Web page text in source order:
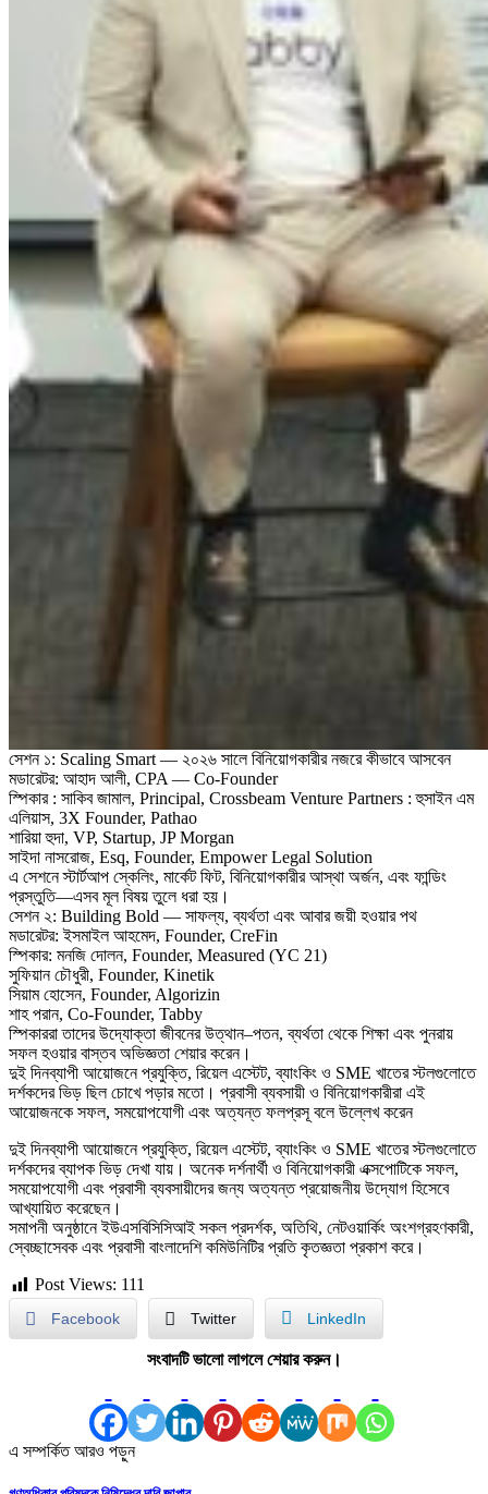
সেশন ১: Scaling Smart — ২০২৬ সালে বিনিয়োগকারীর নজরে কীভাবে আসবেন
মডারেটর: আহাদ আলী, CPA — Co-Founder
স্পিকার : সাকিব জামাল, Principal, Crossbeam Venture Partners : হুসাইন এম
এলিয়াস, 3X Founder, Pathao
শারিয়া হুদা, VP, Startup, JP Morgan
সাইদা নাসরোজ, Esq, Founder, Empower Legal Solution
এ সেশনে স্টার্টআপ স্কেলিং, মার্কেট ফিট, বিনিয়োগকারীর আস্থা অর্জন, এবং ফান্ডিং
প্রস্তুতি—এসব মূল বিষয় তুলে ধরা হয়।
সেশন ২: Building Bold — সাফল্য, ব্যর্থতা এবং আবার জয়ী হওয়ার পথ
মডারেটর: ইসমাইল আহমেদ, Founder, CreFin
স্পিকার: মনজি দোলন, Founder, Measured (YC 21)
সুফিয়ান চৌধুরী, Founder, Kinetik
সিয়াম হোসেন, Founder, Algorizin
শাহ পরান, Co-Founder, Tabby
স্পিকাররা তাদের উদ্যোক্তা জীবনের উত্থান–পতন, ব্যর্থতা থেকে শিক্ষা এবং পুনরায়
সফল হওয়ার বাস্তব অভিজ্ঞতা শেয়ার করেন।
দুই দিনব্যাপী আয়োজনে প্রযুক্তি, রিয়েল এস্টেট, ব্যাংকিং ও SME খাতের স্টলগুলোতে
দর্শকদের ভিড় ছিল চোখে পড়ার মতো। প্রবাসী ব্যবসায়ী ও বিনিয়োগকারীরা এই
আয়োজনকে সফল, সময়োপযোগী এবং অত্যন্ত ফলপ্রসূ বলে উল্লেখ করেন
দুই দিনব্যাপী আয়োজনে প্রযুক্তি, রিয়েল এস্টেট, ব্যাংকিং ও SME খাতের স্টলগুলোতে
দর্শকদের ব্যাপক ভিড় দেখা যায়। অনেক দর্শনার্থী ও বিনিয়োগকারী এক্সপোটিকে সফল,
সময়োপযোগী এবং প্রবাসী ব্যবসায়ীদের জন্য অত্যন্ত প্রয়োজনীয় উদ্যোগ হিসেবে
আখ্যায়িত করেছেন।
সমাপনী অনুষ্ঠানে ইউএসবিসিসিআই সকল প্রদর্শক, অতিথি, নেটওয়ার্কিং অংশগ্রহণকারী,
স্বেচ্ছাসেবক এবং প্রবাসী বাংলাদেশি কমিউনিটির প্রতি কৃতজ্ঞতা প্রকাশ করে।
Post Views: 111
Facebook Twitter LinkedIn
সংবাদটি ভালো লাগলে শেয়ার করুন।
এ সম্পর্কিত আরও পড়ুন